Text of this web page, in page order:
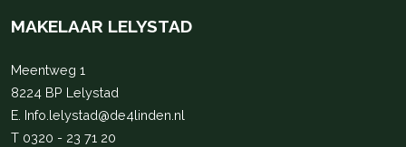
MAKELAAR LELYSTAD
Meentweg 1
8224 BP Lelystad
E. Info.lelystad@de4linden.nl
T 0320 - 23 71 20